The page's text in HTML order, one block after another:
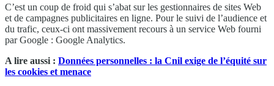
C’est un coup de froid qui s’abat sur les gestionnaires de sites Web
et de campagnes publicitaires en ligne. Pour le suivi de l’audience et
du trafic, ceux-ci ont massivement recours à un service Web fourni
par Google : Google Analytics.
A lire aussi : Données personnelles : la Cnil exige de l’équité sur
les cookies et menace